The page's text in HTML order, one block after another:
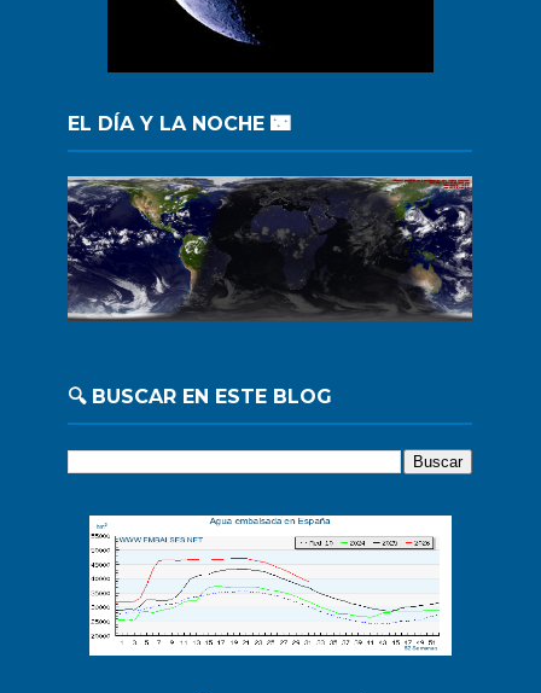
EL DÍA Y LA NOCHE 🌃
🔍 BUSCAR EN ESTE BLOG